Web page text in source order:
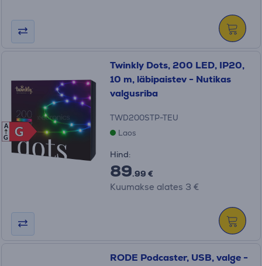
G
G
A
G
Twinkly Dots, 200 LED, IP20,
10 m, läbipaistev - Nutikas
valgusriba
TWD200STP-TEU
Laos
Hind:
89.99 €
Kuumakse alates 3 €
RODE Podcaster, USB, valge -